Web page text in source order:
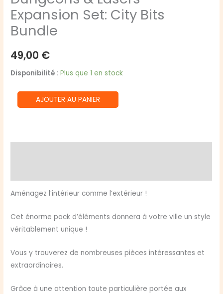
Expansion Set: City Bits
Bundle
49,00 €
Disponibilité : Plus que 1 en stock
quantité
de
City
Bundle
AJOUTER AU PANIER
Aménagez l’intérieur comme l’extérieur !
Cet énorme pack d’éléments donnera à votre ville un style
véritablement unique !
Vous y trouverez de nombreuses pièces intéressantes et
extraordinaires.
Grâce à une attention toute particulière portée aux